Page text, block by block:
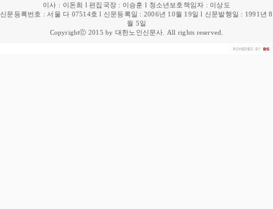
이사 : 이돈희 l 편집국장 : 이승훈 l 청소년보호책임자 : 이상도
신문등록번호 : 서울 다 07514호 l 신문등록일 : 2006년 10월 19일 l 신문발행일 : 1991년 8
월 5일
Copyrightⓒ 2015 by 대한노인신문사. All rights reserved.